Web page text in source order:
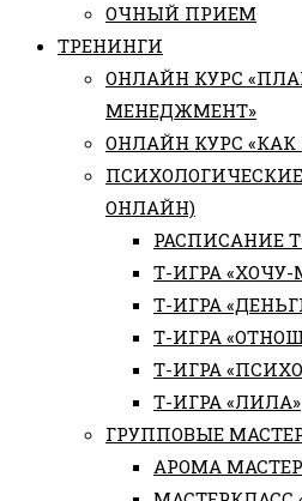
ОЧНЫЙ ПРИЕМ
ТРЕНИНГИ
ОНЛАЙН КУРС
МЕНЕДЖМЕНТ»
ОНЛАЙН КУРС
ОНЛАЙН)
РАСПИСАНИЕ
Т-ИГРА
Т-ИГРА
Т-ИГРА
Т-ИГРА
Т-ИГРА «ЛИЛА»
ГРУППОВЫЕ
АРОМА